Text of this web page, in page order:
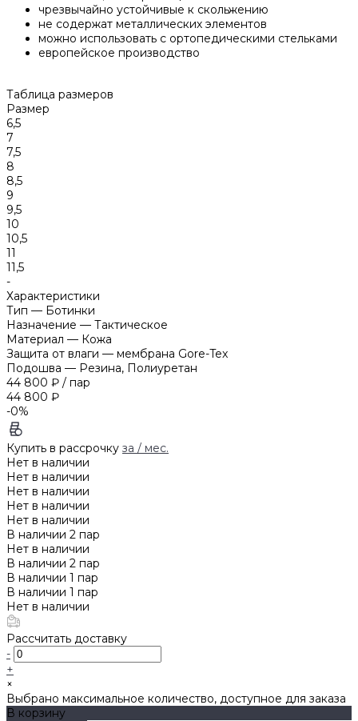
чрезвычайно устойчивые к скольжению
не содержат металлических элементов
можно использовать с ортопедическими стельками
европейское производство
Таблица размеров
Размер
6,5
7
7,5
8
8,5
9
9,5
10
10,5
11
11,5
-
Характеристики
Тип — Ботинки
Назначение — Тактическое
Материал — Кожа
Защита от влаги — мембрана Gore-Tex
Подошва — Резина, Полиуретан
44 800 ₽ / пар
44 800 ₽
-0%
Купить в рассрочку за / мес.
Нет в наличии
Нет в наличии
Нет в наличии
Нет в наличии
Нет в наличии
В наличии 2 пар
Нет в наличии
В наличии 2 пар
В наличии 1 пар
В наличии 1 пар
Нет в наличии
Рассчитать доставку
-
+
×
Выбрано максимальное количество, доступное для заказа
В корзину